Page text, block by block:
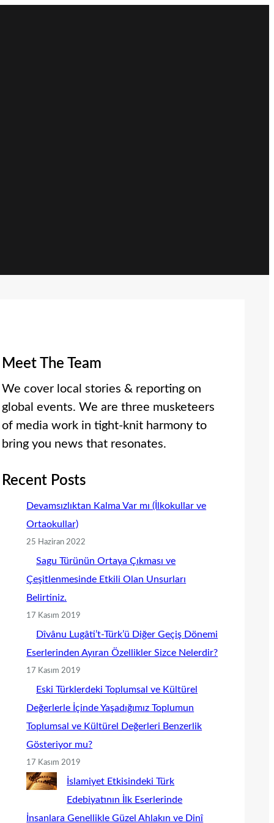
Meet The Team
We cover local stories & reporting on
global events. We are three musketeers
of media work in tight-knit harmony to
bring you news that resonates.
Recent Posts
Devamsızlıktan Kalma Var mı (İlkokullar ve
Ortaokullar)
25 Haziran 2022
Sagu Türünün Ortaya Çıkması ve
Çeşitlenmesinde Etkili Olan Unsurları
Belirtiniz.
17 Kasım 2019
Dîvânu Lugâti’t-Türk’ü Diğer Geçiş Dönemi
Eserlerinden Ayıran Özellikler Sizce Nelerdir?
17 Kasım 2019
Eski Türklerdeki Toplumsal ve Kültürel
Değerlerle İçinde Yaşadığımız Toplumun
Toplumsal ve Kültürel Değerleri Benzerlik
Gösteriyor mu?
17 Kasım 2019
İslamiyet Etkisindeki Türk
Edebiyatının İlk Eserlerinde
İnsanlara Genellikle Güzel Ahlakın ve Dinî